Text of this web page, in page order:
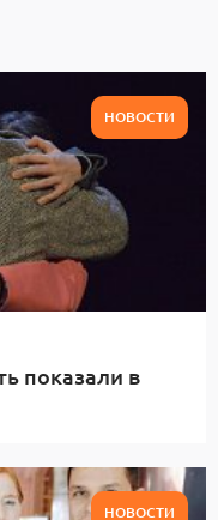
НОВОСТИ
показали в
НОВОСТИ